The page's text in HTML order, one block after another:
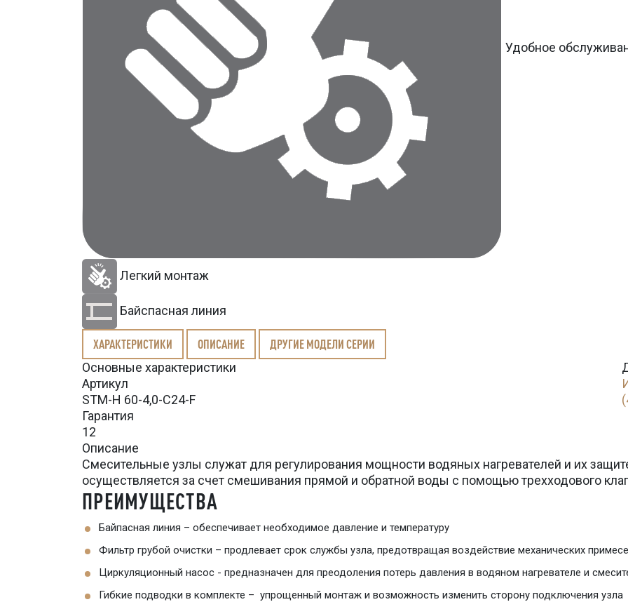
Удобное
Легкий монтаж
Байспасная линия
ХАРАКТЕРИСТИКИ ОПИСАНИЕ ДРУГИЕ МОДЕЛИ СЕРИИ
Основные характеристики
Артикул
STM-H 60-4,0-C24-F
Гарантия
12
Описание
Смесительные узлы служат для регулирования мощности водяных нагревателей и их
осуществляется за счет смешивания прямой и обратной воды с помощью трехходового
ПРЕИМУЩЕСТВА
Байпасная линия – обеспечивает необходимое давление и температуру
Фильтр грубой очистки – продлевает срок службы узла, предотвращая воздействие механических
Циркуляционный насос - предназначен для преодоления потерь давления в водяном нагревателе и
Гибкие подводки в комплекте – упрощенный монтаж и возможность изменить сторону подключения узла